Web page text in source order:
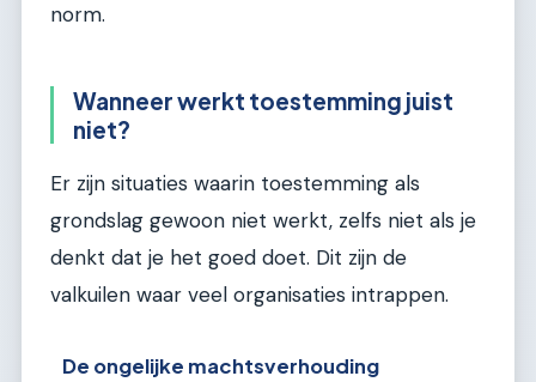
norm.
Wanneer werkt toestemming juist
niet?
Er zijn situaties waarin toestemming als
grondslag gewoon niet werkt, zelfs niet als je
denkt dat je het goed doet. Dit zijn de
valkuilen waar veel organisaties intrappen.
De ongelijke machtsverhouding